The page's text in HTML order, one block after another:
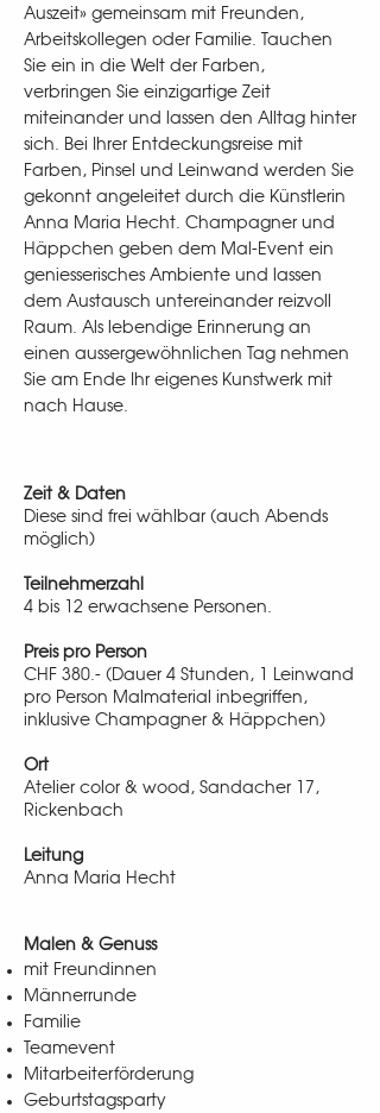
Auszeit» gemeinsam mit Freunden,
Arbeitskollegen oder Familie. Tauchen
Sie ein in die Welt der Farben,
verbringen Sie einzigartige Zeit
miteinander und lassen den Alltag hinter
sich. Bei Ihrer Entdeckungsreise mit
Farben, Pinsel und Leinwand werden Sie
gekonnt angeleitet durch die Künstlerin
Anna Maria Hecht. Champagner und
Häppchen geben dem Mal-Event ein
geniesserisches Ambiente und lassen
dem Austausch untereinander reizvoll
Raum. Als lebendige Erinnerung an
einen aussergewöhnlichen Tag nehmen
Sie am Ende Ihr eigenes Kunstwerk mit
nach Hause.
Zeit & Daten
Diese sind frei wählbar (auch Abends
möglich)
Teilnehmerzahl
4 bis 12 erwachsene Personen.
Preis pro Person
CHF 380.- (Dauer 4 Stunden, 1 Leinwand
pro Person Malmaterial inbegriffen,
inklusive Champagner & Häppchen)
Ort
Atelier color & wood, Sandacher 17,
Rickenbach
Leitung
Anna Maria Hecht
Malen & Genuss
mit Freundinnen
Männerrunde
Familie
Teamevent
Mitarbeiterförderung
Geburtstagsparty